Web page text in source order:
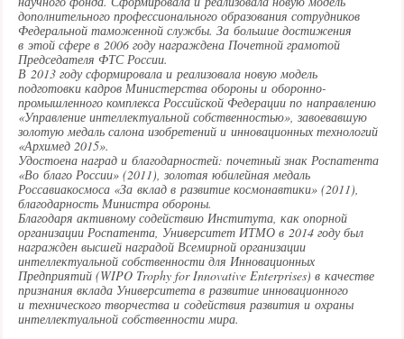
дополнительного профессионального образования сотрудников
Федеральной таможенной службы. За большие достижения
в этой сфере в 2006 году награждена Почетной грамотой
Председателя ФТС России.
В 2013 году сформировала и реализовала новую модель
подготовки кадров Министерства обороны и оборонно-
промышленного комплекса Российской Федерации по направлению
«Управление интеллектуальной собственностью», завоевавшую
золотую медаль салона изобретений и инновационных технологий
«Архимед 2015».
Удостоена наград и благодарностей: почетный знак Роспатента
«Во благо России» (2011), золотая юбилейная медаль
Россавиакосмоса «За вклад в развитие космонавтики» (2011),
благодарность Министра обороны.
Благодаря активному содействию Института, как опорной
организации Роспатента, Университет ИТМО в 2014 году был
награжден высшей наградой Всемирной организации
интеллектуальной собственности для Инновационных
Предприятий (WIPO Trophy for Innovative Enterprises) в качестве
признания вклада Университета в развитие инновационного
и технического творчества и содействия развития и охраны
интеллектуальной собственности мира.